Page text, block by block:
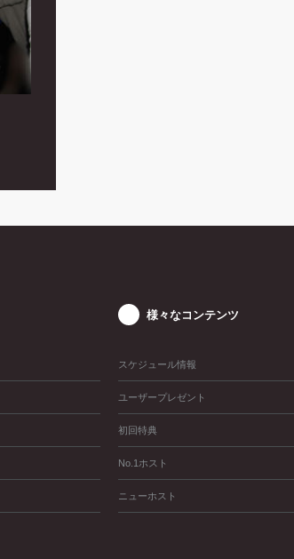
様々なコンテンツ
スケジュール情報
ユーザープレゼント
初回特典
No.1ホスト
ニューホスト